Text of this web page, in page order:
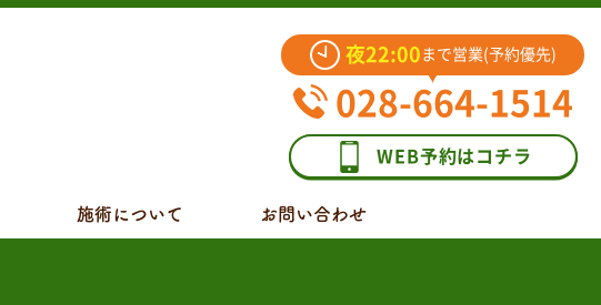
夜22:00 まで営業(予約優先)
028-664-1514
WEB予約はコチラ
施術について お問い合わせ